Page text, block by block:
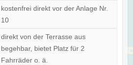
kostenfrei direkt vor der Anlage Nr.
10
direkt von der Terrasse aus
begehbar, bietet Platz für 2
Fahrräder o. ä.